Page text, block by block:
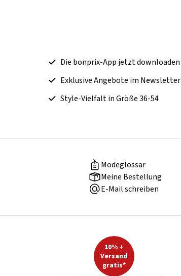
Die bonprix-App jetzt downloaden
Exklusive Angebote im Newsletter
Style-Vielfalt in Größe 36-54
Modeglossar
Meine Bestellung
E-Mail schreiben
10% +
Versand
gratis*